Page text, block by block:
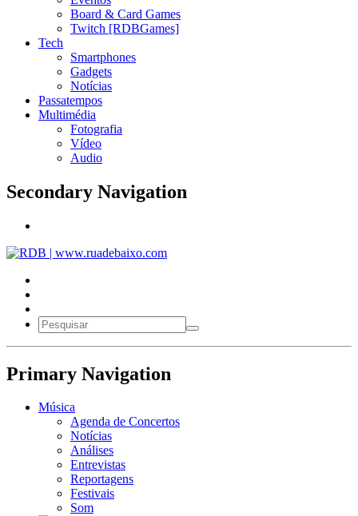
Board & Card Games
Twitch [RDBGames]
Tech
Smartphones
Gadgets
Notícias
Passatempos
Multimédia
Fotografia
Vídeo
Audio
Secondary Navigation
Primary Navigation
Música
Agenda de Concertos
Notícias
Análises
Entrevistas
Reportagens
Festivais
Som